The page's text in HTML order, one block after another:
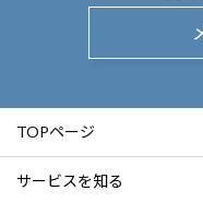
TOPページ
サービスを知る